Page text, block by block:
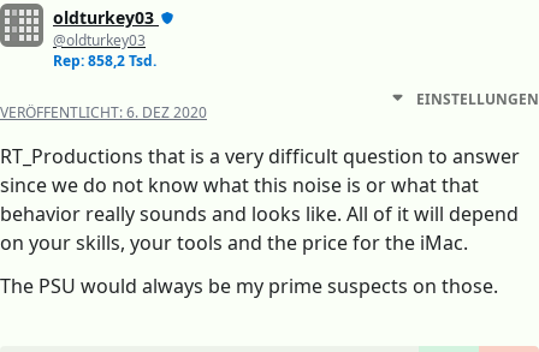
oldturkey03
@oldturkey03
Rep: 858,2 Tsd.
VERÖFFENTLICHT:6. DEZ 2020
EINSTELLUNGEN
RT_Productions that is a very difficult question to answer
since we do not know what this noise is or what that
behavior really sounds and looks like. All of it will depend
on your skills, your tools and the price for the iMac.
The PSU would always be my prime suspects on those.